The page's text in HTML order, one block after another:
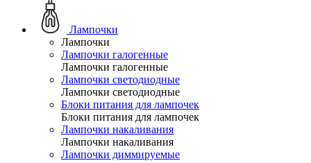
Лампочки
Лампочки
Лампочки галогенные
Лампочки галогенные
Лампочки светодиодные
Лампочки светодиодные
Блоки питания для лампочек
Блоки питания для лампочек
Лампочки накаливания
Лампочки накаливания
Лампочки диммируемые